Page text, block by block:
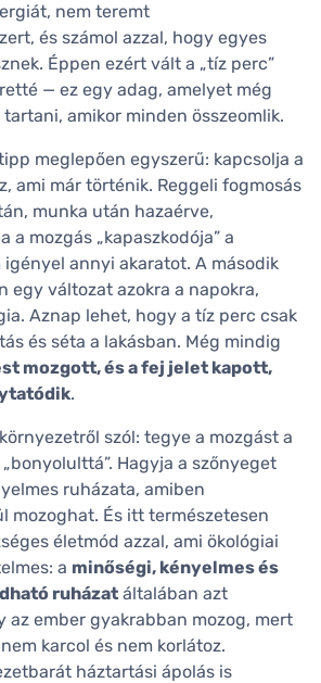
nem teremt
és számol azzal, hogy egyes
Éppen ezért vált a „tíz perc”
— ez egy adag, amelyet még
amikor minden összeomlik.
meglepően egyszerű: kapcsolja a
ami már történik. Reggeli fogmosás
munka után hazaérve,
a mozgás „kapaszkodója” a
annyi akaratot. A második
egy változat azokra a napokra,
Aznap lehet, hogy a tíz perc csak
és séta a lakásban. Még mindig
mozgott, és a fej jelet kapott,
.
szól: tegye a mozgást a
Hagyja a szőnyeget
ruházata, amiben
mozoghat. És itt természetesen
életmód azzal, ami ökológiai
a minőségi, kényelmes és
ruházat általában azt
az ember gyakrabban mozog, mert
karcol és nem korlátoz.
háztartási ápolás is